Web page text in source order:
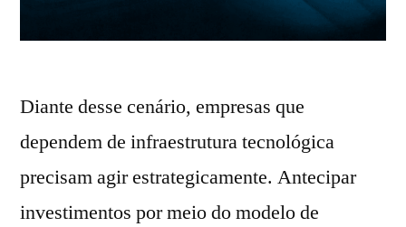
Diante desse cenário, empresas que
dependem de infraestrutura tecnológica
precisam agir estrategicamente. Antecipar
investimentos por meio do modelo de